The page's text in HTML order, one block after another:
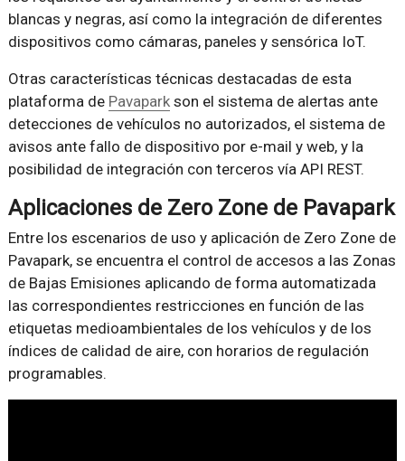
blancas y negras, así como la integración de diferentes
dispositivos como cámaras, paneles y sensórica IoT.
Otras características técnicas destacadas de esta
plataforma de Pavaparkson el sistema de alertas ante
detecciones de vehículos no autorizados, el sistema de
avisos ante fallo de dispositivo por e-mail y web, y la
posibilidad de integración con terceros vía API REST.
Aplicaciones de Zero Zone de Pavapark
Entre los escenarios de uso y aplicación de Zero Zone de
Pavapark, se encuentra el control de accesos a las Zonas
de Bajas Emisiones aplicando de forma automatizada
las correspondientes restricciones en función de las
etiquetas medioambientales de los vehículos y de los
índices de calidad de aire, con horarios de regulación
programables.